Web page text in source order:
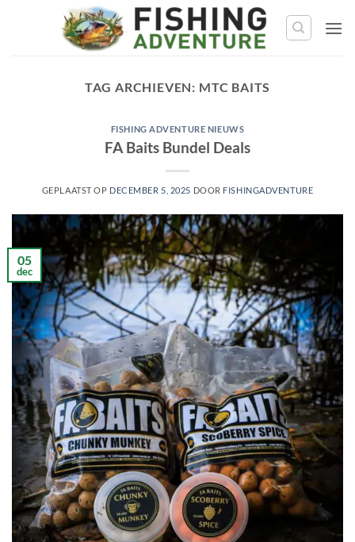
TAG ARCHIEVEN: MTC BAITS
FISHING ADVENTURE NIEUWS
FA Baits Bundel Deals
GEPLAATST OP DECEMBER 5, 2025 DOOR FISHINGADVENTURE
05
dec